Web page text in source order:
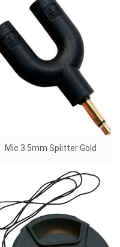
Mic 3.5mm Splitter Gold